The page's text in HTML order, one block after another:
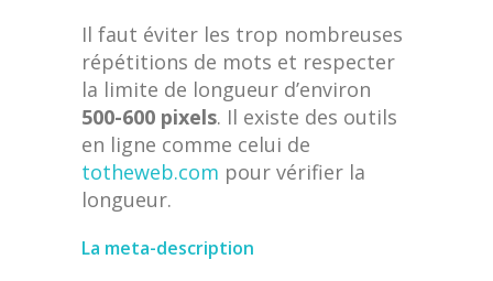
Il faut éviter les trop nombreuses
répétitions de mots et respecter
la limite de longueur d’environ
500-600 pixels. Il existe des outils
en ligne comme celui de
totheweb.com pour vérifier la
longueur.
La meta-description